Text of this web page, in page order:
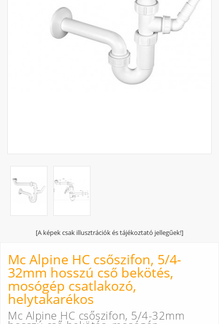
[A képek csak illusztrációk és tájékoztató jellegűek!]
Mc Alpine HC csőszifon, 5/4-
32mm hosszú cső bekötés,
mosógép csatlakozó,
helytakarékos
Mc Alpine HC csőszifon, 5/4-32mm